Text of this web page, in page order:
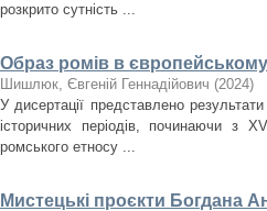
розкрито сутність ...
Образ ромів в
Шишлюк, Євгеній Геннадійович (2024)
У дисертації представлено
історичних періодів, починаючи з
ромського етносу ...
Мистецькі проєкти Богдана